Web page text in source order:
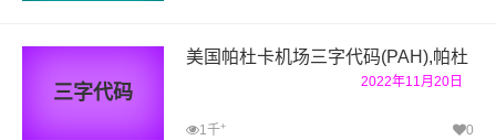
三字代码
美国帕杜卡机场三字代码(PAH),帕杜
1千+ 0
2022年11月20日